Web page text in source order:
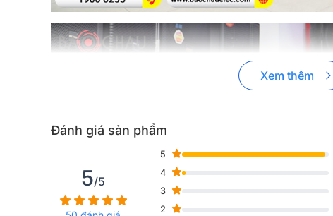
Xem thêm
Đánh giá sản phẩm
5/5
5
4
3
2